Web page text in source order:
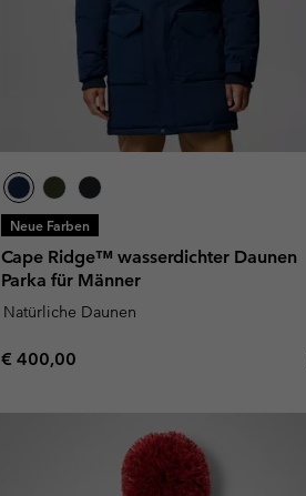
Neue Farben
Cape Ridge™ wasserdichter Daunen
Parka für Männer
Natürliche Daunen
Regular price:
€ 400,00